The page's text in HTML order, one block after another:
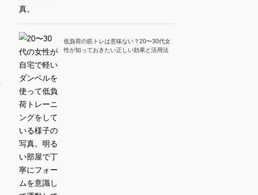
低負荷の筋トレは意味ない？20〜30代女
性が知っておきたい正しい効果と活用法